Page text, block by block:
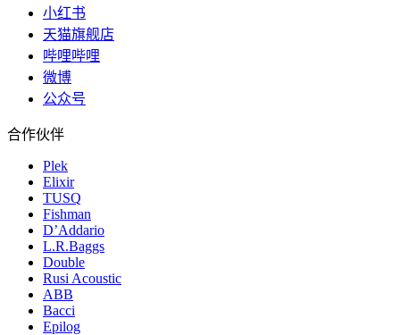
小红书
天猫旗舰店
哔哩哔哩
微博
公众号
合作伙伴
Plek
Elixir
TUSQ
Fishman
D’Addario
L.R.Baggs
Double
Rusi Acoustic
ABB
Bacci
Epilog